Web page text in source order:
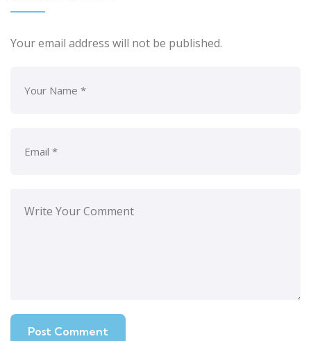
Your email address will not be published.